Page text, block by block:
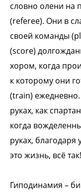
словно олени на
(referee). Они в
своей команды
(score)
хором, когда
к которому они
(train)
руках, как
когда
руках, благодаря
это жизнь, всё так!
Гиподинамия –